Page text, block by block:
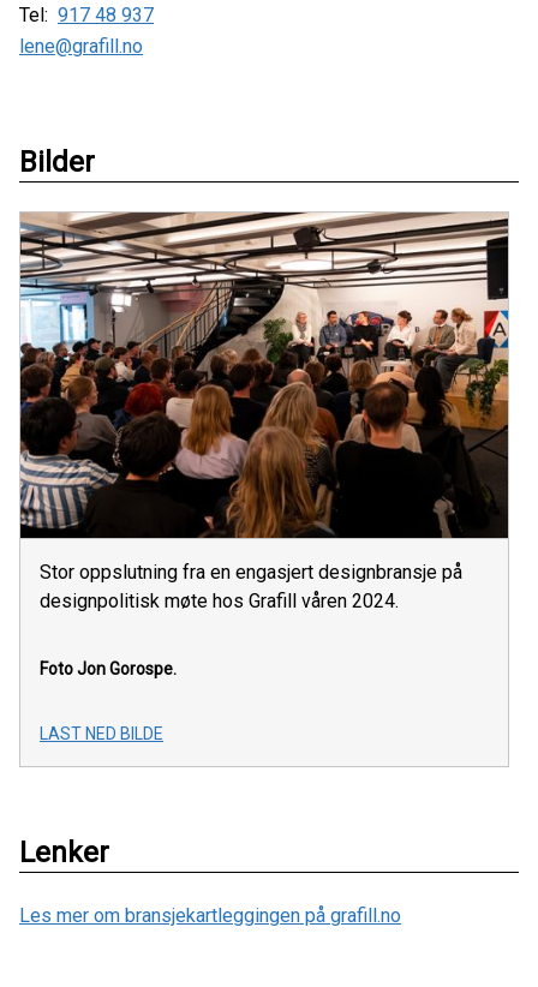
Tel: 917 48 937
lene@grafill.no
Bilder
Stor oppslutning fra en engasjert designbransje på
designpolitisk møte hos Grafill våren 2024.
Foto Jon Gorospe.
LAST NED BILDE
Lenker
Les mer om bransjekartleggingen på grafill.no